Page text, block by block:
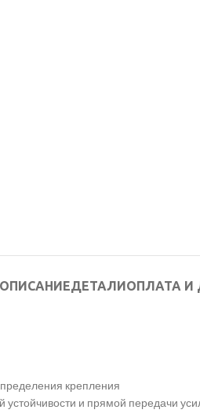
ОПИСАНИЕДЕТАЛИ ОПЛАТА И
крепления
и прямой передачи